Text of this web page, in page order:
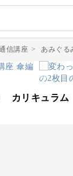
信講座 > あみぐる
カリキュラム